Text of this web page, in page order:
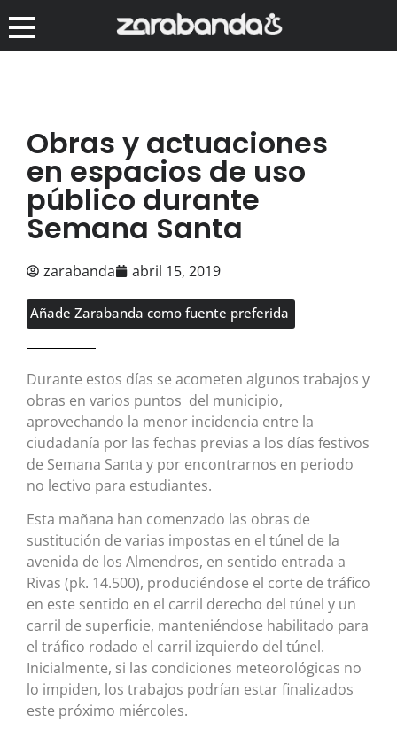
Obras y actuaciones
en espacios de uso
público durante
Semana Santa
zarabanda abril 15, 2019
Añade Zarabanda como fuente preferida
Durante estos días se acometen algunos trabajos y
obras en varios puntos del municipio,
aprovechando la menor incidencia entre la
ciudadanía por las fechas previas a los días festivos
de Semana Santa y por encontrarnos en periodo
no lectivo para estudiantes.
Esta mañana han comenzado las obras de
sustitución de varias impostas en el túnel de la
avenida de los Almendros, en sentido entrada a
Rivas (pk. 14.500), produciéndose el corte de tráfico
en este sentido en el carril derecho del túnel y un
carril de superficie, manteniéndose habilitado para
el tráfico rodado el carril izquierdo del túnel.
Inicialmente, si las condiciones meteorológicas no
lo impiden, los trabajos podrían estar finalizados
este próximo miércoles.